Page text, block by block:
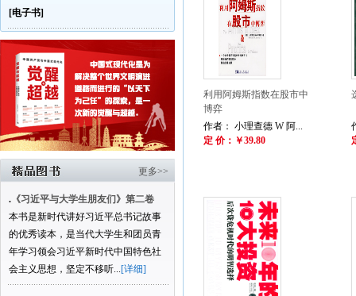
[电子书]
更多>>
. 《习近平与大学生朋友们》第二卷
本书是新时代讲好习近平总书记故事
的优秀读本，是当代大学生和团员青
年学习领会习近平新时代中国特色社
会主义思想，坚定不移听...[详细]
利用阿姆斯指数在股市中
博弈
作者： 小理查德 W 阿...
定 价：￥39.80